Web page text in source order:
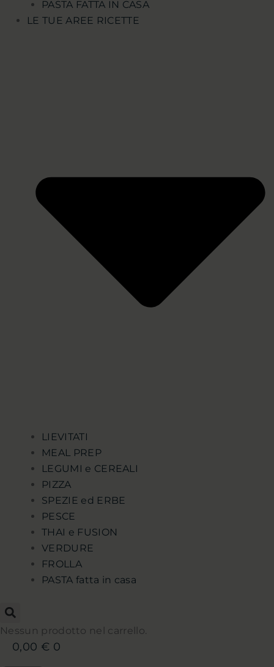
PASTA FATTA IN CASA
LE TUE AREE RICETTE
LIEVITATI
MEAL PREP
LEGUMI e CEREALI
PIZZA
SPEZIE ed ERBE
PESCE
THAI e FUSION
VERDURE
FROLLA
PASTA fatta in casa
Nessun prodotto nel carrello.
0,00 € 0